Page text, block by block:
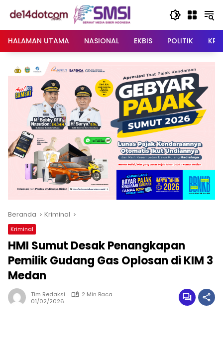
HALAMAN UTAMA
NASIONAL EKBIS POLITIK
Beranda Kriminal
Kriminal
HMI Sumut Desak Penangkapan
Pemilik Gudang Gas Oplosan di KIM 3
Medan
Tim Redaksi
2 Min Baca
01/02/2026